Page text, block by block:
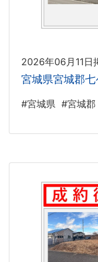
2026年06月11日
宮城県宮城郡
#宮城県 #宮城郡